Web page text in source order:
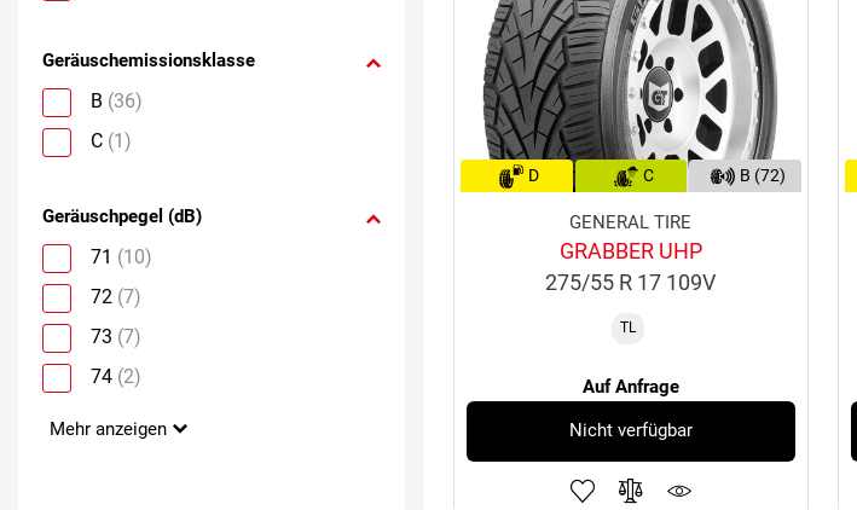
Geräuschemissionsklasse
B (36)
C (1)
Geräuschpegel (dB)
71 (10)
72 (7)
73 (7)
74 (2)
Mehr anzeigen
D C B (72)
GENERAL TIRE
GRABBER UHP
275/55 R 17 109V
TL
Auf Anfrage
Nicht verfügbar